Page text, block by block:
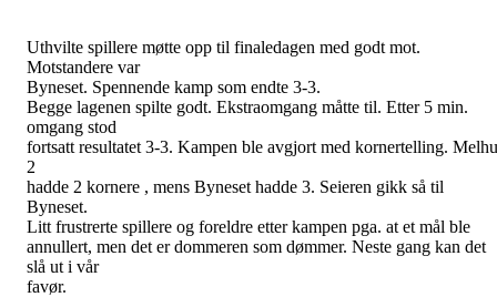
Uthvilte spillere møtte opp til finaledagen med godt mot.
Motstandere var
Byneset. Spennende kamp som endte 3-3.
Begge lagenen spilte godt. Ekstraomgang måtte til. Etter 5 min.
omgang stod
fortsatt resultatet 3-3. Kampen ble avgjort med kornertelling.
2
hadde 2 kornere , mens Byneset hadde 3. Seieren gikk så til
Byneset.
Litt frustrerte spillere og foreldre etter kampen pga. at et mål ble
annullert, men det er dommeren som dømmer. Neste gang kan det
slå ut i vår
favør.